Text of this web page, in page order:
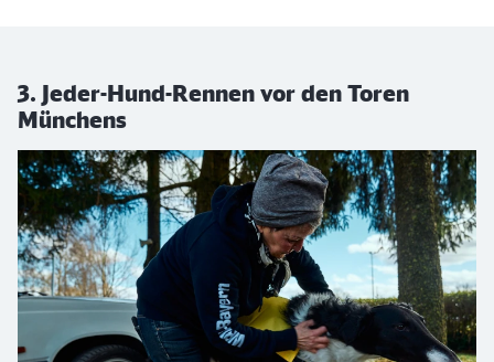
3. Jeder-Hund-Rennen vor den Toren
Münchens